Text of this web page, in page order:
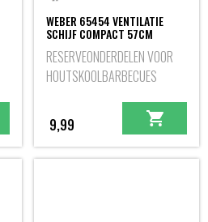
WEBER 65454 VENTILATIE
SCHIJF COMPACT 57CM
RESERVEONDERDELEN VOOR
HOUTSKOOLBARBECUES
9,99